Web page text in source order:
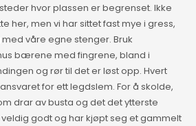
hvor plassen er begrenset. Ikke
her, men vi har sittet fast mye i gress,
våre egne stenger. Bruk
bærene med fingrene, bland i
og rør til det er løst opp. Hvert
for ett legdslem. For å skolde,
drar av busta og det det ytterste
godt og har kjøpt seg et gammelt